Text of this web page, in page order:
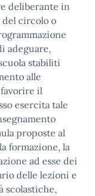
deliberante in
circolo o
adeguare,
stabiliti
alle
il
esercita tale
proposte al
formazione, la
ad esse dei
delle lezioni e
scolastiche,